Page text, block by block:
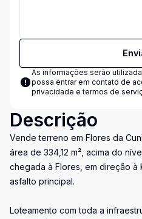
As informações serão
possa entrar em contato de
privacidade e termos de
Descrição
Vende terreno em Flores da
área de 334,12 m², acima do
chegada à Flores, em direção à
asfalto principal.
Loteamento com toda a